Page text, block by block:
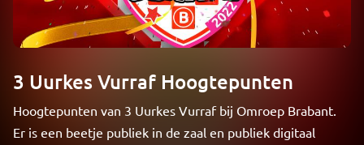
3 Uurkes Vurraf Hoogtepunten
Hoogtepunten van 3 Uurkes Vurraf bij Omroep Brabant.
Er is een beetje publiek in de zaal en publiek digitaal